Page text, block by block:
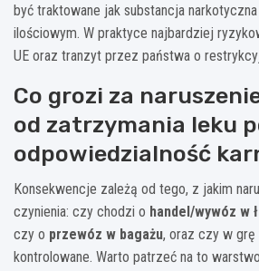
być traktowane jak substancja
ilościowym. W praktyce najbardziej
UE oraz tranzyt przez państwa o
Co grozi za
od zatrzymania leku
odpowiedzialność
Konsekwencje zależą od tego, z jakim
czynienia: czy chodzi o handel/wywóz w
czy o przewóz w bagażu, oraz czy w
kontrolowane. Warto patrzeć na to